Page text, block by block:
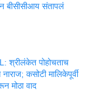
बीसीसीआय संतापलं
श्रीलंकेत पोहोचताच
कसोटी मालिकेपूर्वी
मोठा वाद